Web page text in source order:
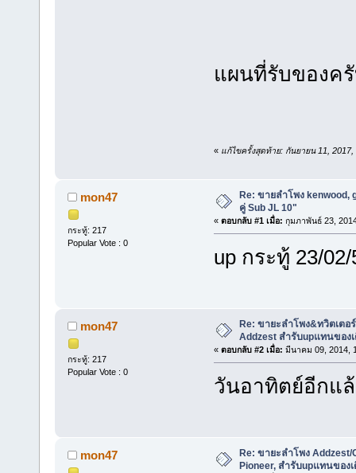
แผนที่รับของค
« แก้ไขครั้งสุดท้าย: กันยายน 11,
mon47
กระทู้: 217
Popular Vote : 0
Re: ขายลำโพง
คู่ Sub JL 10"
« ตอบกลับ #1 เมื่อ: กุมภาพันธ์ 23,
up กระทู้ 23/02/
mon47
กระทู้: 217
Popular Vote : 0
Re: ขายะลำโพง&ทวิตเตอ
Addzest สำรับupแทนของ
« ตอบกลับ #2 เมื่อ: มีนาคม 09, 2014,
วันอาทิตย์อีกแล้
mon47
Re: ขายะลำโพง Addzest/
Pioneer, สำรับupแทนของ